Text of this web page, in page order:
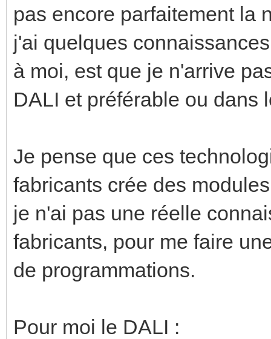
pas encore parfaitement la
j'ai quelques
à moi, est que je n'arrive
DALI et préférable ou dans
Je pense que ces
fabricants crée des
je n'ai pas une réelle
fabricants, pour me faire
de programmations.
Pour moi le DALI :